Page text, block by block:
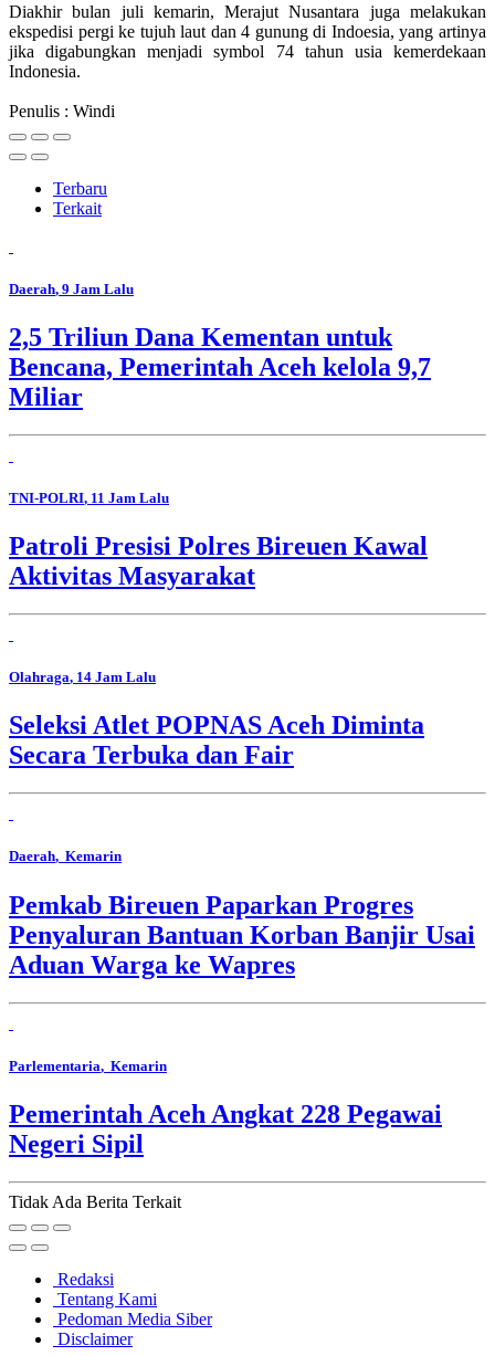
Diakhir bulan juli kemarin, Merajut Nusantara juga melakukan
ekspedisi pergi ke tujuh laut dan 4 gunung di Indoesia, yang artinya
jika digabungkan menjadi symbol 74 tahun usia kemerdekaan
Indonesia.
Penulis : Windi
Terbaru
Terkait
Daerah, 9 Jam Lalu
2,5 Triliun Dana Kementan untuk
Bencana, Pemerintah Aceh kelola 9,7
Miliar
TNI-POLRI, 11 Jam Lalu
Patroli Presisi Polres Bireuen Kawal
Aktivitas Masyarakat
Olahraga, 14 Jam Lalu
Seleksi Atlet POPNAS Aceh Diminta
Secara Terbuka dan Fair
Daerah, Kemarin
Pemkab Bireuen Paparkan Progres
Penyaluran Bantuan Korban Banjir Usai
Aduan Warga ke Wapres
Parlementaria, Kemarin
Pemerintah Aceh Angkat 228 Pegawai
Negeri Sipil
Tidak Ada Berita Terkait
Redaksi
Tentang Kami
Pedoman Media Siber
Disclaimer